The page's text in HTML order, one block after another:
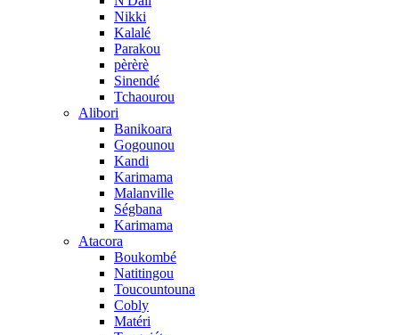
Nikki
Kalalé
Parakou
pèrèrè
Sinendé
Tchaourou
Alibori
Banikoara
Gogounou
Kandi
Karimama
Malanville
Ségbana
Karimama
Atacora
Boukombé
Natitingou
Toucountouna
Cobly
Matéri